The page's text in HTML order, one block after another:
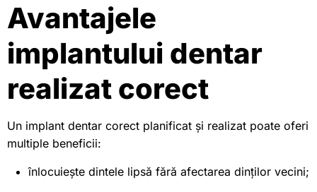
Avantajele
implantului dentar
realizat corect
Un implant dentar corect planificat și realizat poate oferi
multiple beneficii:
înlocuiește dintele lipsă fără afectarea dinților vecini;